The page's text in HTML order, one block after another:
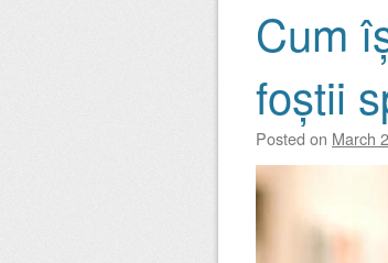
Cum
foștii
Posted on March